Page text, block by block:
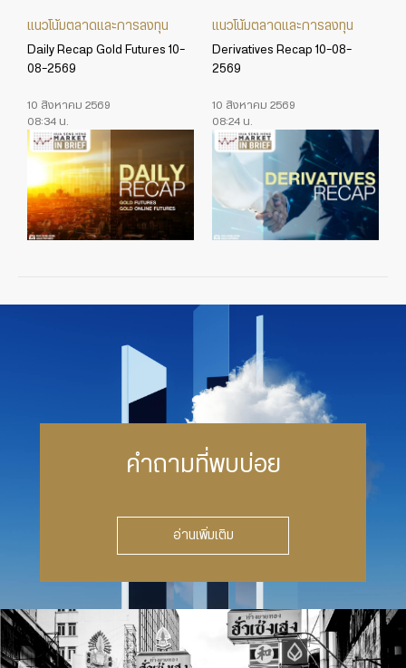
แนวโน้มตลาดและการลงทุน
Daily Recap Gold Futures 10-
08-2569
10 สิงหาคม 2569
08:34 น.
แนวโน้มตลาดและการลงทุน
Derivatives Recap 10-08-
2569
10 สิงหาคม 2569
08:24 น.
คำถามที่พบบ่อย
อ่านเพิ่มเติม